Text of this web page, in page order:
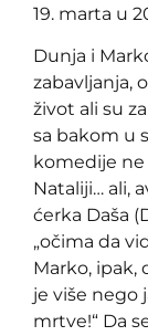
19. marta u
Dunja i
zabavljanja,
život ali su
sa bakom u
komedije ne
Nataliji… ali,
ćerka Daša
„očima da
Marko, ipak,
je više nego
mrtve!“ Da